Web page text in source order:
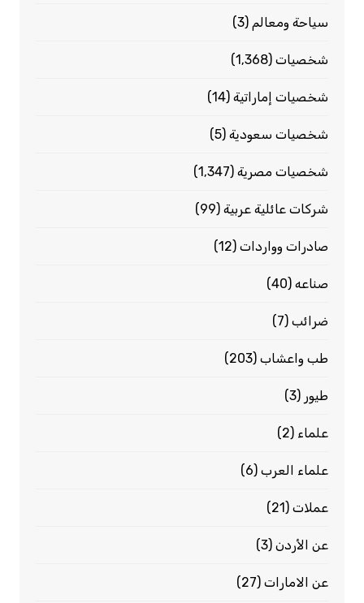
سياحة ومعالم (3)
شخصيات(1٬368)
شخصيات إماراتية(14)
شخصيات سعودية(5)
شخصيات مصرية(1٬347)
شركات عائلية عربية(99)
صادرات وواردات(12)
صناعه(40)
ضرائب(7)
طب واعشاب(203)
طيور (3)
علماء (2)
علماء العرب(6)
عملات(21)
عن الأردن(3)
عن الامارات(27)